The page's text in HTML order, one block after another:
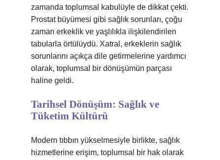
zamanda toplumsal kabulüyle de dikkat çekti.
Prostat büyümesi gibi sağlık sorunları, çoğu
zaman erkeklik ve yaşlılıkla ilişkilendirilen
tabularla örtülüydü. Xatral, erkeklerin sağlık
sorunlarını açıkça dile getirmelerine yardımcı
olarak, toplumsal bir dönüşümün parçası
haline geldi.
Tarihsel Dönüşüm: Sağlık ve
Tüketim Kültürü
Modern tıbbın yükselmesiyle birlikte, sağlık
hizmetlerine erişim, toplumsal bir hak olarak